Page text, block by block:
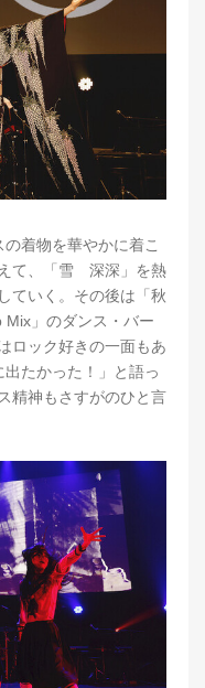
着物を華やかに着こ
て、「雪 深深」を熱
ていく。その後は「秋
Mix」のダンス・バー
ロック好きの一面もあ
たかった！」と語っ
精神もさすがのひと言